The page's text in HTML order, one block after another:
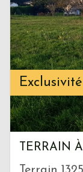
Exclusivité
TERRAIN